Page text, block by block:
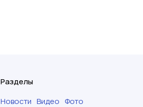
Разделы
Новости Видео Фото